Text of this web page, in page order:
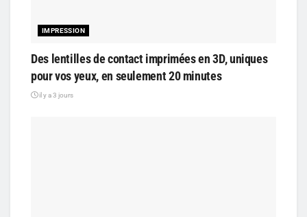
IMPRESSION
Des lentilles de contact imprimées en 3D, uniques
pour vos yeux, en seulement 20 minutes
il y a 3 jours